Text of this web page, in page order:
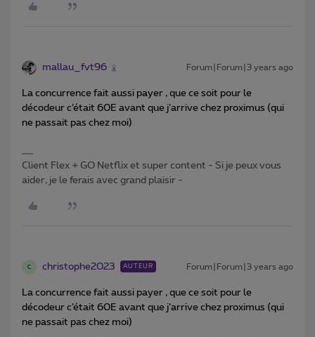
mallau_fvt96 Forum|Forum|3 years ago
La concurrence fait aussi payer , que ce soit pour le
décodeur c’était 60E avant que j’arrive chez proximus (qui
ne passait pas chez moi)
Client Flex + GO Netflix et super content - Si je peux vous
aider, je le ferais avec grand plaisir -
C christophe2023 AUTEUR Forum|Forum|3 years ago
La concurrence fait aussi payer , que ce soit pour le
décodeur c’était 60E avant que j’arrive chez proximus (qui
ne passait pas chez moi)